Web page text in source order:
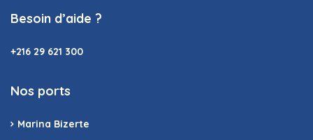
Besoin d’aide ?
+216 29 621 300
Nos ports
Marina Bizerte